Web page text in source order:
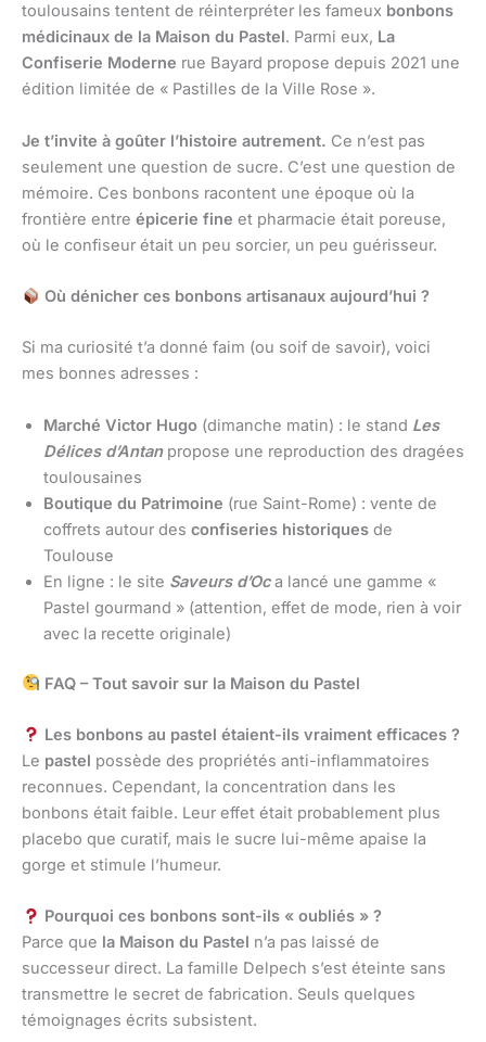
toulousains tentent de réinterpréter les fameux bonbons
médicinaux de la Maison du Pastel. Parmi eux, La
Confiserie Moderne rue Bayard propose depuis 2021 une
édition limitée de « Pastilles de la Ville Rose ».
Je t’invite à goûter l’histoire autrement. Ce n’est pas
seulement une question de sucre. C’est une question de
mémoire. Ces bonbons racontent une époque où la
frontière entre épicerie fine et pharmacie était poreuse,
où le confiseur était un peu sorcier, un peu guérisseur.
Où dénicher ces bonbons artisanaux aujourd’hui ?
Si ma curiosité t’a donné faim (ou soif de savoir), voici
mes bonnes adresses :
Marché Victor Hugo (dimanche matin) : le stand Les
Délices d’Antanpropose une reproduction des dragées
toulousaines
Boutique du Patrimoine (rue Saint-Rome) : vente de
coffrets autour des confiseries historiques de
Toulouse
En ligne : le site Saveurs d’Oca lancé une gamme «
Pastel gourmand » (attention, effet de mode, rien à voir
avec la recette originale)
FAQ – Tout savoir sur la Maison du Pastel
Les bonbons au pastel étaient-ils vraiment efficaces ?
Le pastel possède des propriétés anti-inflammatoires
reconnues. Cependant, la concentration dans les
bonbons était faible. Leur effet était probablement plus
placebo que curatif, mais le sucre lui-même apaise la
gorge et stimule l’humeur.
Pourquoi ces bonbons sont-ils « oubliés » ?
Parce que la Maison du Pastel n’a pas laissé de
successeur direct. La famille Delpech s’est éteinte sans
transmettre le secret de fabrication. Seuls quelques
témoignages écrits subsistent.